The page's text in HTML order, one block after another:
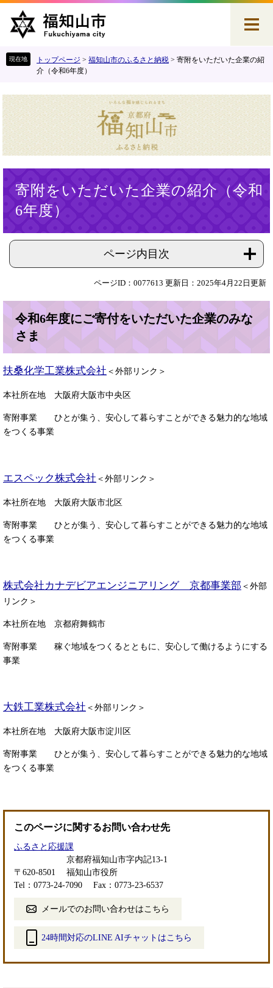
す
。
し
て
文
トップページ > 福知山市のふるさと納税 > 寄附をいただいた企業の紹
介（令和6年度）
寄附をいただいた企業の紹介（令和
6年度）
ページ内目次
ページID：0077613 更新日：2025年4月22日更新
令和6年度にご寄付をいただいた企業のみな
さま
扶桑化学工業株式会社 ＜外部リンク＞
本社所在地 大阪府大阪市中央区
寄附事業 ひとが集う、安心して暮らすことができる魅力的な地域
をつくる事業
エスペック株式会社 ＜外部リンク＞
本社所在地 大阪府大阪市北区
寄附事業 ひとが集う、安心して暮らすことができる魅力的な地域
をつくる事業
株式会社カナデビアエンジニアリング 京都事業部 ＜外部
リンク＞
本社所在地 京都府舞鶴市
寄附事業 稼ぐ地域をつくるとともに、安心して働けるようにする
事業
大鉄工業株式会社 ＜外部リンク＞
本社所在地 大阪府大阪市淀川区
寄附事業 ひとが集う、安心して暮らすことができる魅力的な地域
をつくる事業
このページに関するお問い合わせ先
ふるさと応援課
〒620-8501
京都府福知山市字内記13-1
福知山市役所
Tel：0773-24-7090
Fax：0773-23-6537
メールでのお問い合わせはこちら
24時間対応のLINE AIチャットはこちら